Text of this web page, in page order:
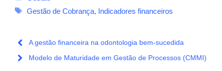
Tags
Gestão de Cobrança, Indicadores financeiros
A gestão financeira na odontologia bem-sucedida
Modelo de Maturidade em Gestão de Processos (CMMI)